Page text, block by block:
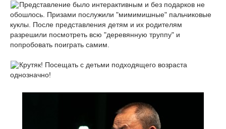
Представление было интерактивным и без подарков не
обошлось. Призами послужили "мимимишные" пальчиковые
куклы. После представления детям и их родителям
разрешили посмотреть всю "деревянную труппу" и
попробовать поиграть самим.
Крутяк! Посещать с детьми подходящего возраста
однозначно!